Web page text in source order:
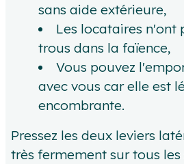
sans aide extérieure,
Les locataires n'ont
trous dans la faïence,
Vous pouvez
avec vous car elle est
encombrante.
Pressez les deux leviers
très fermement sur tous les